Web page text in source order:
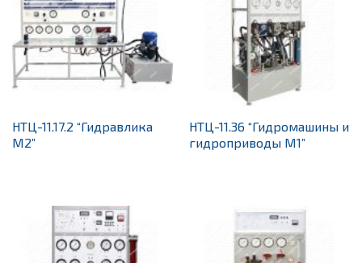
НТЦ-11.17.2 “Гидравлика
М2”
НТЦ-11.36 “Гидромашины и
гидроприводы М1”